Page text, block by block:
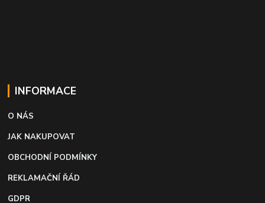
INFORMACE
O NÁS
JAK NAKUPOVAT
OBCHODNÍ PODMÍNKY
REKLAMAČNÍ ŘÁD
GDPR